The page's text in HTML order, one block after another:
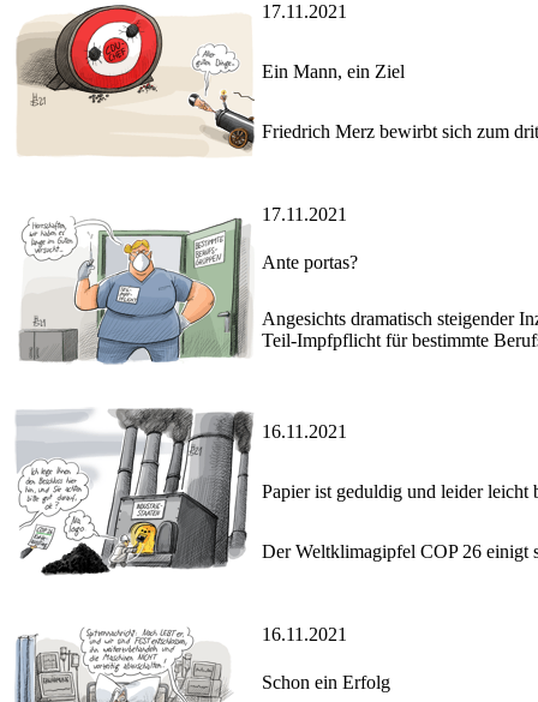
17.11.2021
Ein Mann, ein Ziel
Friedrich Merz bewirbt sich zum
17.11.2021
Ante portas?
Angesichts dramatisch steigender
Teil-Impfpflicht für bestimmte
16.11.2021
Papier ist geduldig und leider leicht
Der Weltklimagipfel COP 26 einigt
16.11.2021
Schon ein Erfolg